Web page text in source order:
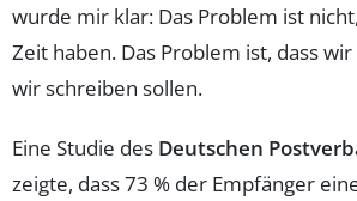
wurde mir klar: Das Problem ist
Zeit haben. Das Problem ist, dass
wir schreiben sollen.
Eine Studie des Deutschen
zeigte, dass 73 % der Empfänger